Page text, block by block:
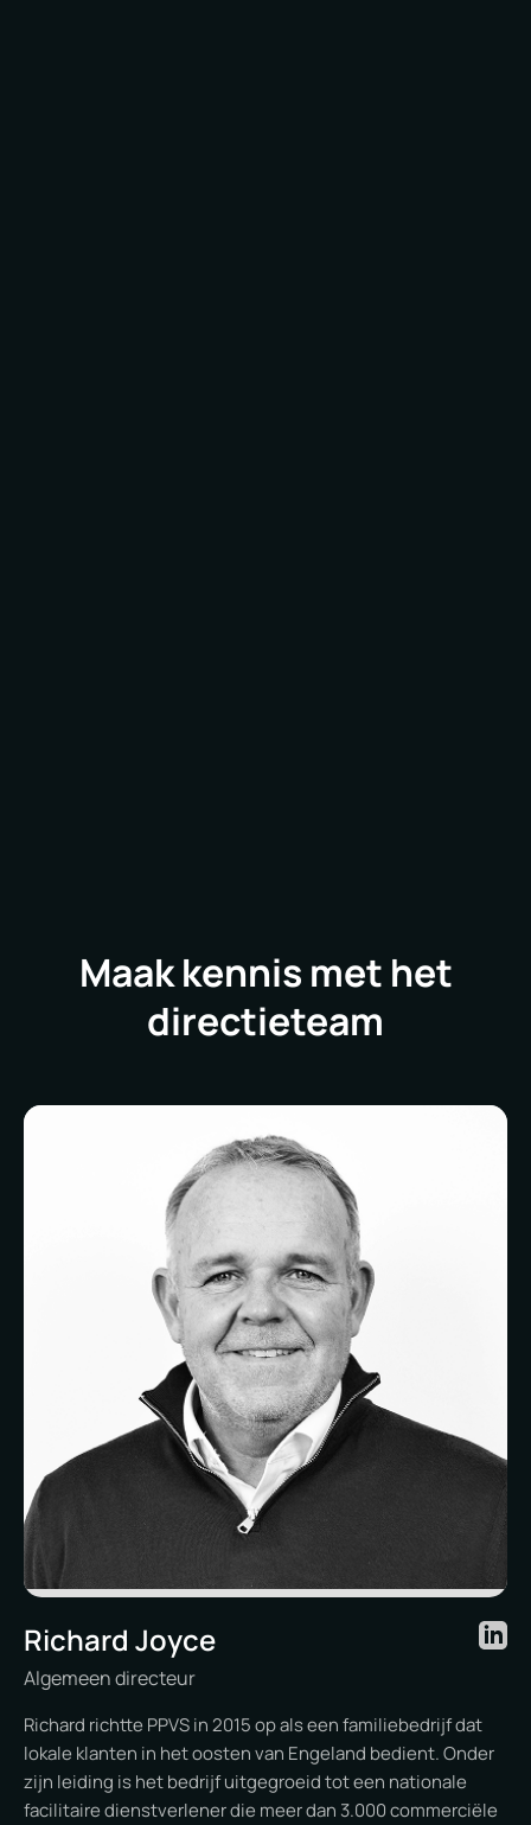
Maak kennis met het
directieteam
Richard Joyce
Algemeen directeur
Richard richtte PPVS in 2015 op als een familiebedrijf dat
lokale klanten in het oosten van Engeland bedient. Onder
zijn leiding is het bedrijf uitgegroeid tot een nationale
facilitaire dienstverlener die meer dan 3.000 commerciële